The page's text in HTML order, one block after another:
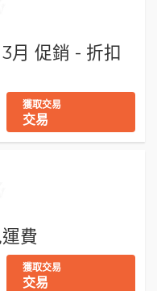
促銷 - 折扣
獲取交易
交易
費
獲取交易
交易